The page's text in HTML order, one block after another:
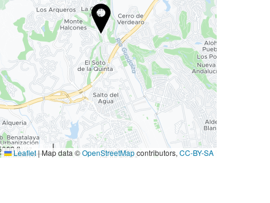
ft
Leaflet|Map data ©OpenStreetMapcontributors, CC-BY-SA